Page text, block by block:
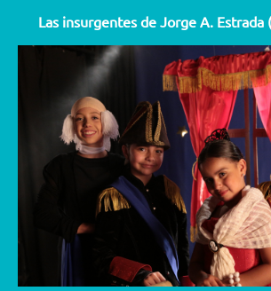
Las insurgentes de Jorge A. Estrada